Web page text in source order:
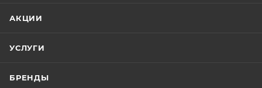
АКЦИИ
УСЛУГИ
БРЕНДЫ